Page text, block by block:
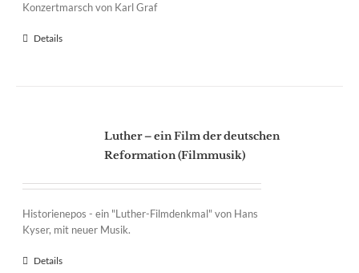
Konzertmarsch von Karl Graf
Details
Luther – ein Film der deutschen
Reformation (Filmmusik)
Historienepos - ein "Luther-Filmdenkmal" von Hans
Kyser, mit neuer Musik.
Details